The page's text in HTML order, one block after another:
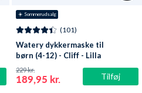
☀️ Sommerudsalg
Tilføj
(101)
Watery dykkermaske til
børn (4-12) - Cliff - Lilla
189,95 kr.
229 kr.